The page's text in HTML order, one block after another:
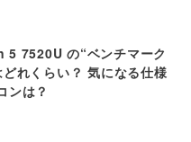
5 7520U の“ベンチマーク
れくらい？ 気になる仕様
ンは？